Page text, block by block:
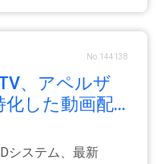
No.144138
、アペルザ
した動画配...
システム、最新